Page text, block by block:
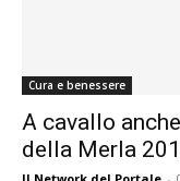
Cura e benessere
A cavallo
della Merla